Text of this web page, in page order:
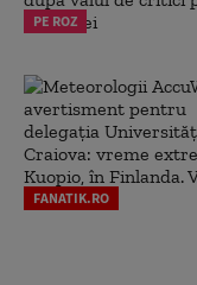
PE ROZ
FANATIK.RO